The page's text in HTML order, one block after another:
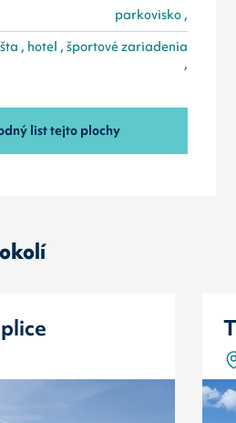
parkovisko ,
, hotel , športové zariadenia
,
list tejto plochy